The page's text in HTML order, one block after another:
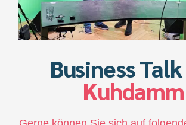
Business
Kuhdamm